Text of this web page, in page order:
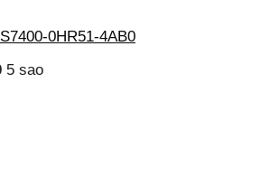
0HR51-4AB0
5 sao